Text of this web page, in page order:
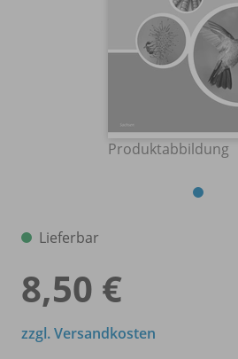
Produktabbildung
Lieferbar
8,50 €
zzgl. Versandkosten